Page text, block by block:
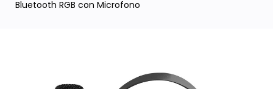
Bluetooth RGB con Microfono